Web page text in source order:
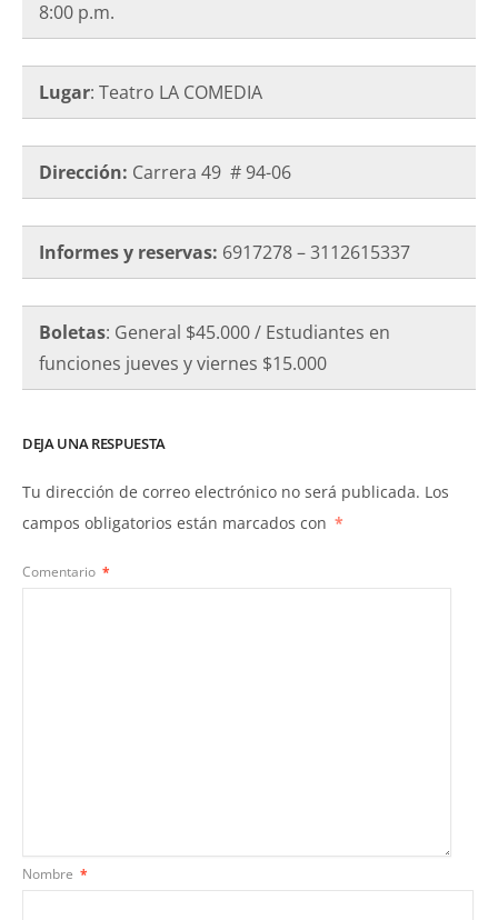
8:00 p.m.
Lugar: Teatro LA COMEDIA
Dirección: Carrera 49 # 94-06
Informes y reservas: 6917278 – 3112615337
Boletas: General $45.000 / Estudiantes en
funciones jueves y viernes $15.000
DEJA UNA RESPUESTA
Tu dirección de correo electrónico no será publicada. Los
campos obligatorios están marcados con *
Comentario *
Nombre *